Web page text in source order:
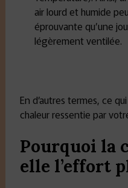
air lourd et humide
éprouvante qu’une
légèrement ventilée.
En d’autres termes, ce
chaleur ressentie par
Pourquoi la
elle l’effort